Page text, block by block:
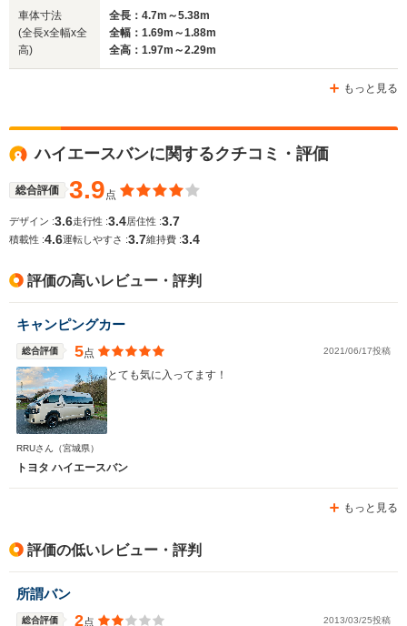
車体寸法
(全長x全幅x全
高)
全長：4.7m～5.38m
全幅：1.69m～1.88m
全高：1.97m～2.29m
もっと見る
ハイエースバンに関するクチコミ・評価
総合評価 3.9点
デザイン :3.6走行性 :3.4居住性 :3.7
積載性 :4.6運転しやすさ :3.7維持費 :3.4
評価の高いレビュー・評判
キャンピングカー
総合評価 5点 2021/06/17投稿
とても気に入ってます！
RRUさん （宮城県）
トヨタ ハイエースバン
もっと見る
評価の低いレビュー・評判
所謂バン
総合評価 2点 2013/03/25投稿